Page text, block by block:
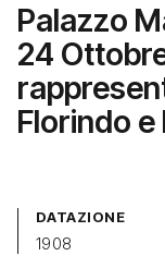
Palazzo
24
Florindo e
DATAZIONE
1908